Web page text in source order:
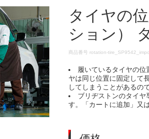
タイヤの
ション）
DETAILS
商品番号 rotation-
履いているタイヤの
ヤは同じ位置に固定して
してしまうことがあるの
ブリヂストンのタイ
す。「カートに追加」又